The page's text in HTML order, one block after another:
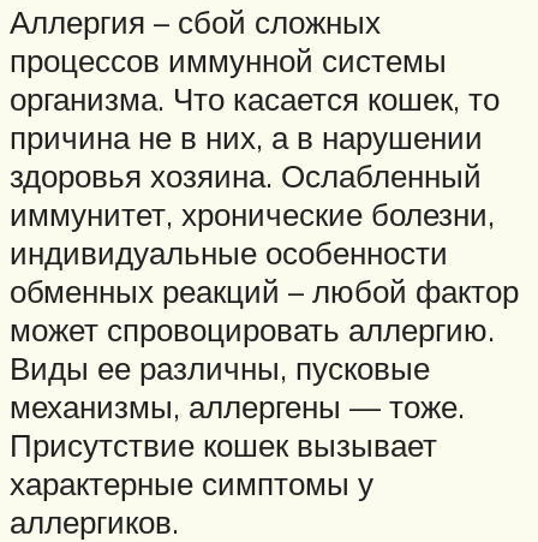
Аллергия – сбой сложных
процессов иммунной системы
организма. Что касается кошек, то
причина не в них, а в нарушении
здоровья хозяина. Ослабленный
иммунитет, хронические болезни,
индивидуальные особенности
обменных реакций – любой фактор
может спровоцировать аллергию.
Виды ее различны, пусковые
механизмы, аллергены — тоже.
Присутствие кошек вызывает
характерные симптомы у
аллергиков.